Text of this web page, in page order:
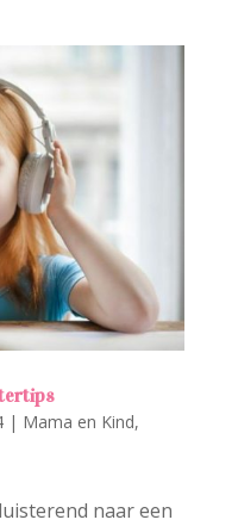
| Mama en Kind,
naar een